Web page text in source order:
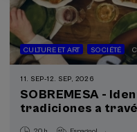
CULTURE ET ART SOCIÉTÉ
11. SEP-12. SEP, 2026
SOBREMESA -
tradiciones a
.